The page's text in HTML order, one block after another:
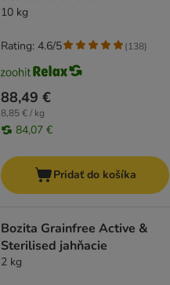
10 kg
88,49 €
8,85 € / kg
84,07 €
Rating: 4.6/5 (138)
Pridať do košíka
Bozita Grainfree Active &
Sterilised jahňacie
2 kg